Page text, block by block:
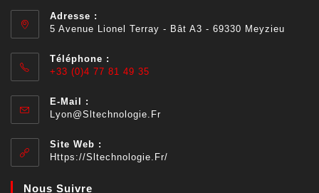
Adresse :
5 Avenue Lionel Terray - Bât A3 - 69330 Meyzieu
Téléphone :
+33 (0)4 77 81 49 35
E-Mail :
Lyon@sltechnologie.fr
Site Web :
Https://sltechnologie.fr/
Nous Suivre